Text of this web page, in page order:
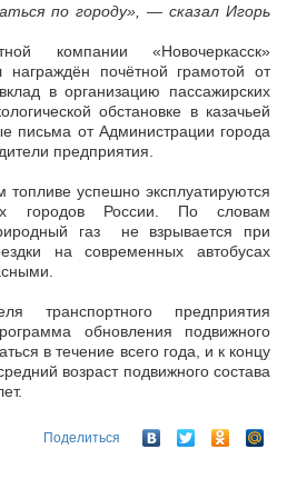
по городу», — сказал Игорь
компании «Новочеркасск»
награждён почётной грамотой от
в организацию пассажирских
обстановке в казачьей
письма от Администрации города
предприятия.
топливе успешно эксплуатируются
городов России. По словам
газ не взрывается при
на современных автобусах
транспортного предприятия
обновления подвижного
в течение всего года, и к концу
возраст подвижного состава
Поделиться